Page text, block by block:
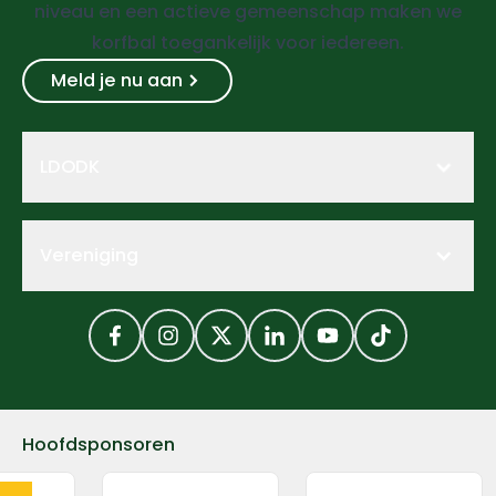
niveau en een actieve gemeenschap maken we
korfbal toegankelijk voor iedereen.
Meld je nu aan
FacebookInstagram
TwitterLinkedInYouTubeTikTok
Hoofdsponsoren